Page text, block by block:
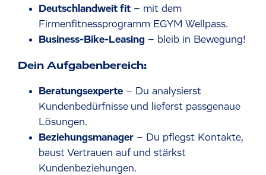
Deutschlandweit fit – mit dem
Firmenfitnessprogramm EGYM Wellpass.
Business-Bike-Leasing – bleib in Bewegung!
Dein Aufgabenbereich:
Beratungsexperte – Du analysierst
Kundenbedürfnisse und lieferst passgenaue
Lösungen.
Beziehungsmanager – Du pflegst Kontakte,
baust Vertrauen auf und stärkst
Kundenbeziehungen.